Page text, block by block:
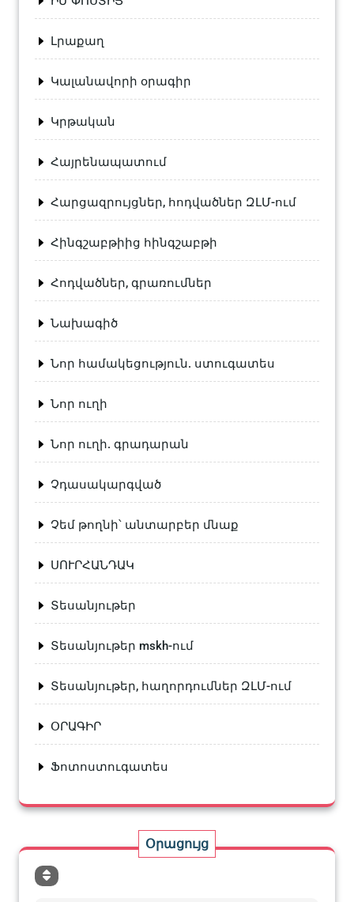
Լրաքաղ
Կալանավորի օրագիր
Կրթական
Հայրենապատում
Հարցազրույցներ, հոդվածներ ԶԼՄ-ում
Հինգշաբթիից հինգշաբթի
Հոդվածներ, գրառումներ
Նախագիծ
Նոր համակեցություն. ստուգատես
Նոր ուղի
Նոր ուղի. գրադարան
Չդասակարգված
Չեմ թողնի՝ անտարբեր մնաք
ՍՈՒՐՀԱՆԴԱԿ
Տեսանյութեր
Տեսանյութեր mskh-ում
Տեսանյութեր, հաղորդումներ ԶԼՄ-ում
ՕՐԱԳԻՐ
Ֆոտոստուգատես
Օրացույց